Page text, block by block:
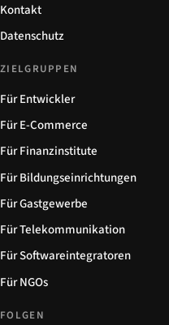
Kontakt
Datenschutz
ZIELGRUPPEN
Für Entwickler
Für E-Commerce
Für Finanzinstitute
Für Bildungseinrichtungen
Für Gastgewerbe
Für Telekommunikation
Für Softwareintegratoren
Für NGOs
FOLGEN